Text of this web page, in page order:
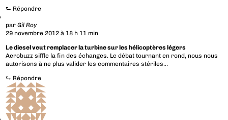
⮑ Répondre
parGil Roy
29 novembre 2012 à 18 h 11 min
Le diesel veut remplacer la turbine sur les hélicoptères légers
Aerobuzz siffle la fin des échanges. Le débat tournant en rond, nous nous
autorisons à ne plus valider les commentaires stériles…
⮑ Répondre